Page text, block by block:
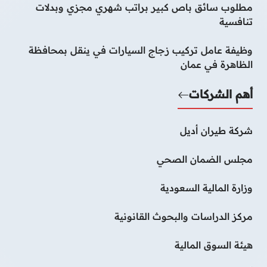
مطلوب سائق باص كبير براتب شهري مجزي وبدلات
تنافسية
وظيفة عامل تركيب زجاج السيارات في ينقل بمحافظة
الظاهرة في عمان
أهم الشركات
شركة طيران أديل
مجلس الضمان الصحي
وزارة المالية السعودية
مركز الدراسات والبحوث القانونية
هيئة السوق المالية